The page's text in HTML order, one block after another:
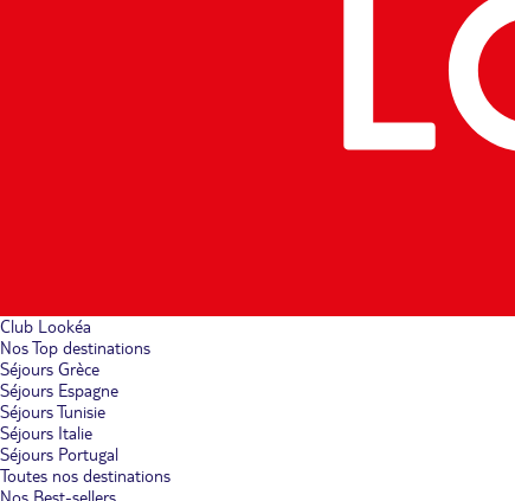
Club Lookéa
Nos Top destinations
Séjours Grèce
Séjours Espagne
Séjours Tunisie
Séjours Italie
Séjours Portugal
Toutes nos destinations